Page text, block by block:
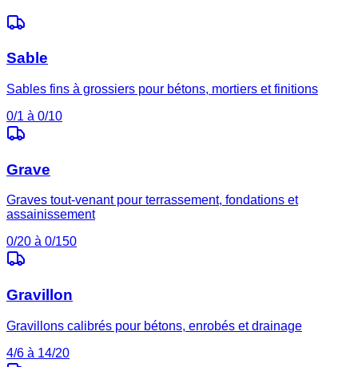
Sable
Sables fins à grossiers pour bétons, mortiers et finitions
0/1 à 0/10
Grave
Graves tout-venant pour terrassement, fondations et
assainissement
0/20 à 0/150
Gravillon
Gravillons calibrés pour bétons, enrobés et drainage
4/6 à 14/20